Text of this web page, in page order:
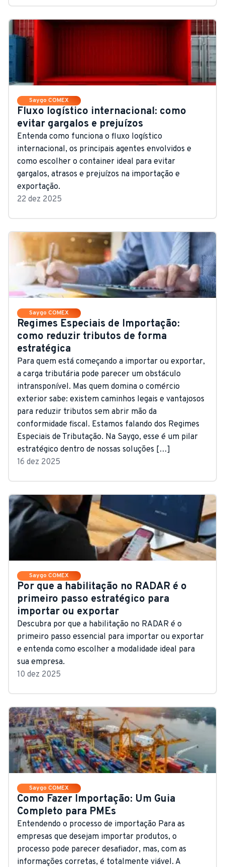
Saygo COMEX
Fluxo logístico internacional: como
evitar gargalos e prejuízos
Entenda como funciona o fluxo logístico
internacional, os principais agentes envolvidos e
como escolher o container ideal para evitar
gargalos, atrasos e prejuízos na importação e
exportação.
22 dez 2025
Saygo COMEX
Regimes Especiais de Importação:
como reduzir tributos de forma
estratégica
Para quem está começando a importar ou exportar,
a carga tributária pode parecer um obstáculo
intransponível. Mas quem domina o comércio
exterior sabe: existem caminhos legais e vantajosos
para reduzir tributos sem abrir mão da
conformidade fiscal. Estamos falando dos Regimes
Especiais de Tributação. Na Saygo, esse é um pilar
estratégico dentro de nossas soluções […]
16 dez 2025
Saygo COMEX
Por que a habilitação no RADAR é o
primeiro passo estratégico para
importar ou exportar
Descubra por que a habilitação no RADAR é o
primeiro passo essencial para importar ou exportar
e entenda como escolher a modalidade ideal para
sua empresa.
10 dez 2025
Saygo COMEX
Como Fazer Importação: Um Guia
Completo para PMEs
Entendendo o processo de importação Para as
empresas que desejam importar produtos, o
processo pode parecer desafiador, mas, com as
informações corretas, é totalmente viável. A